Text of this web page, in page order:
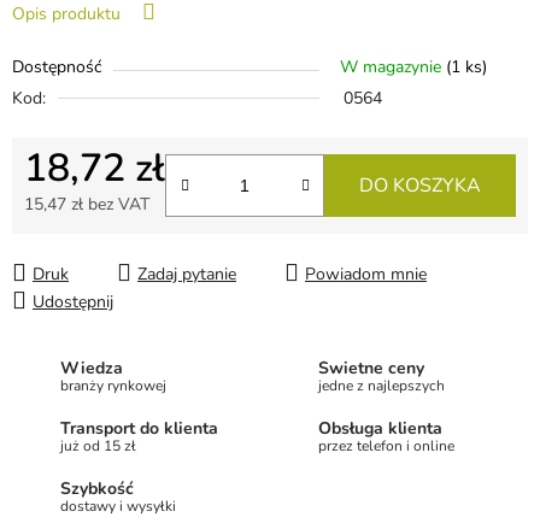
Opis produktu
Dostępność W magazynie (1 ks)
Kod:
0564
18,72 zł
15,47 zł bez VAT
DO KOSZYKA
Druk Zadaj pytanie
Powiadom mnie
Udostępnij
Wiedza
branży rynkowej
Świetne ceny
jedne z najlepszych
Transport do klienta
już od 15 zł
Obsługa klienta
przez telefon i online
Szybkość
dostawy i wysyłki